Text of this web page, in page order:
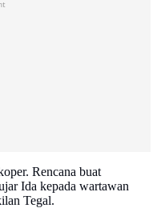
Rencana buat
Ida kepada wartawan
Tegal.